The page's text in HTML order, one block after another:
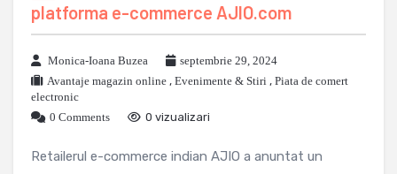
platforma e-commerce AJIO.com
Monica-Ioana Buzea
septembrie 29, 2024
Avantaje magazin online , Evenimente & Stiri , Piata de comert
electronic
0 Comments
0 vizualizari
Retailerul e-commerce indian AJIO a anuntat un